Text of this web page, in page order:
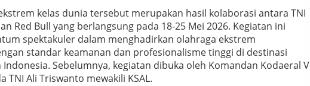
kelas dunia tersebut merupakan hasil kolaborasi antara TNI
Red Bull yang berlangsung pada 18-25 Mei 2026. Kegiatan ini
spektakuler dalam menghadirkan olahraga ekstrem
standar keamanan dan profesionalisme tinggi di destinasi
Sebelumnya, kegiatan dibuka oleh Komandan Kodaeral V
TNI Ali Triswanto mewakili KSAL.